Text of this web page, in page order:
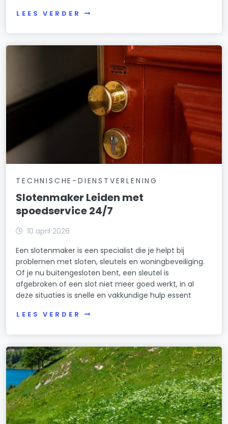
LEES VERDER
TECHNISCHE-DIENSTVERLENING
Slotenmaker Leiden met
spoedservice 24/7
10 april 2026
Een slotenmaker is een specialist die je helpt bij
problemen met sloten, sleutels en woningbeveiliging.
Of je nu buitengesloten bent, een sleutel is
afgebroken of een slot niet meer goed werkt, in al
deze situaties is snelle en vakkundige hulp essent
LEES VERDER